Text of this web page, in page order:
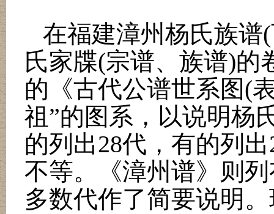
在福建漳州杨氏族谱(
氏家牒(宗谱、族谱)的
的《古代公谱世系图 (
祖 ”的图系，以说明杨
的列出28代，有的列出
不等。《漳州谱》则
多数代作了简要说明